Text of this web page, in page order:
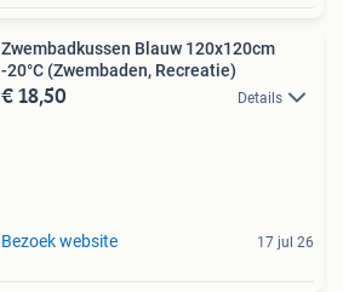
Zwembadkussen Blauw 120x120cm
-20°C (Zwembaden, Recreatie)
€ 18,50 Details
Bezoek website 17 jul 26